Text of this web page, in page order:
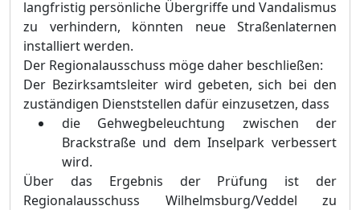
langfristig persönliche Übergriffe und Vandalismus
zu verhindern, könnten neue Straßenlaternen
installiert werden.
Der Regionalausschuss möge daher beschließen:
Der Bezirksamtsleiter wird gebeten, sich bei den
zuständigen Dienststellen dafür einzusetzen, dass
die Gehwegbeleuchtung zwischen der
Brackstraße und dem Inselpark verbessert
wird.
Über das Ergebnis der Prüfung ist der
Regionalausschuss Wilhelmsburg/Veddel zu